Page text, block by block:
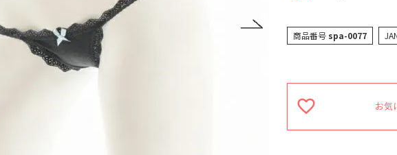
商品番号 spa-0077
お気